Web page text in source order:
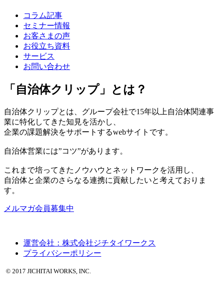
コラム記事
セミナー情報
お客さまの声
お役立ち資料
サービス
お問い合わせ
「自治体クリップ」とは？
自治体クリップとは、グループ会社で15年以上自治体関連事
業に特化してきた知見を活かし、
企業の課題解決をサポートするwebサイトです。
自治体営業には”コツ”があります。
これまで培ってきたノウハウとネットワークを活用し、
自治体と企業のさらなる連携に貢献したいと考えておりま
す。
メルマガ会員募集中
運営会社：株式会社ジチタイワークス
プライバシーポリシー
© 2017 JICHITAI WORKS, INC.